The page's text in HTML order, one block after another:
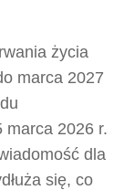
życia
marca 2027
marca 2026 r.
dla
się, co